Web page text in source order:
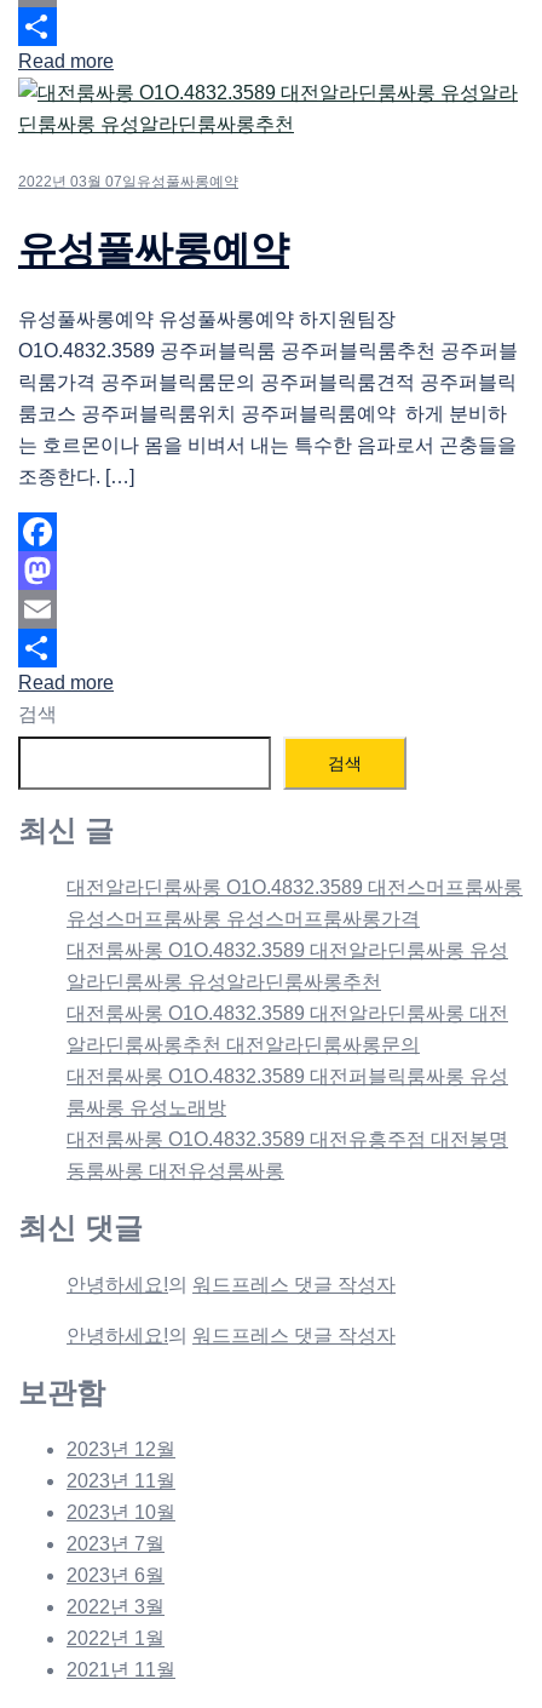
Email
Share
Read more
2022년 03월 07일 유성풀싸롱예약
유성풀싸롱예약
유성풀싸롱예약 유성풀싸롱예약 하지원팀장
O1O.4832.3589 공주퍼블릭룸 공주퍼블릭룸추천 공주퍼블
릭룸가격 공주퍼블릭룸문의 공주퍼블릭룸견적 공주퍼블릭
룸코스 공주퍼블릭룸위치 공주퍼블릭룸예약 하게 분비하
는 호르몬이나 몸을 비벼서 내는 특수한 음파로서 곤충들을
조종한다. […]
Facebook
Mastodon
Email
Share
Read more
검색
검색
최신 글
대전알라딘룸싸롱 O1O.4832.3589 대전스머프룸싸롱
유성스머프룸싸롱 유성스머프룸싸롱가격
대전룸싸롱 O1O.4832.3589 대전알라딘룸싸롱 유성
알라딘룸싸롱 유성알라딘룸싸롱추천
대전룸싸롱 O1O.4832.3589 대전알라딘룸싸롱 대전
알라딘룸싸롱추천 대전알라딘룸싸롱문의
대전룸싸롱 O1O.4832.3589 대전퍼블릭룸싸롱 유성
룸싸롱 유성노래방
대전룸싸롱 O1O.4832.3589 대전유흥주점 대전봉명
동룸싸롱 대전유성룸싸롱
최신 댓글
안녕하세요!의 워드프레스 댓글 작성자
안녕하세요!의 워드프레스 댓글 작성자
보관함
2023년 12월
2023년 11월
2023년 10월
2023년 7월
2023년 6월
2022년 3월
2022년 1월
2021년 11월